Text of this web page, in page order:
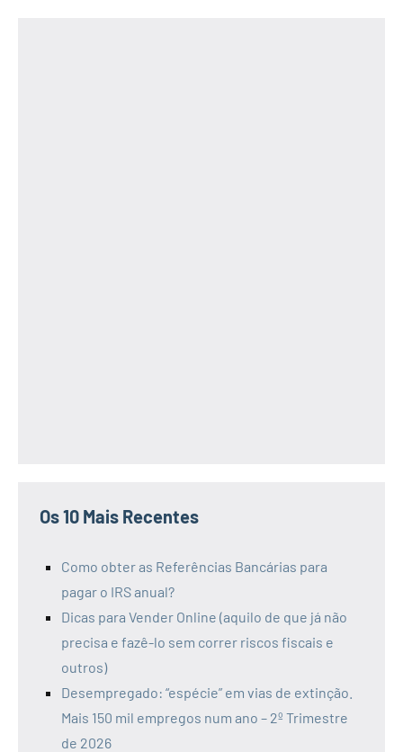
Os 10 Mais Recentes
Como obter as Referências Bancárias para
pagar o IRS anual?
Dicas para Vender Online (aquilo de que já não
precisa e fazê-lo sem correr riscos fiscais e
outros)
Desempregado: “espécie” em vias de extinção.
Mais 150 mil empregos num ano – 2º Trimestre
de 2026